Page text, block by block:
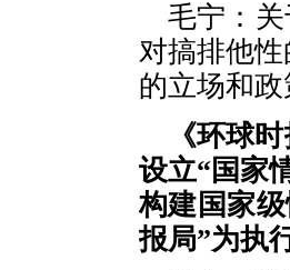
毛宁：
对搞排他
的立场和
《环球
设立“国家
构建国家
报局”为执